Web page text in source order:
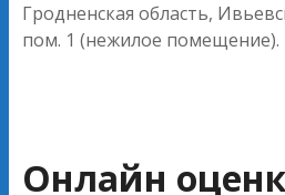
Гродненская область,
пом. 1 (нежилое помещение).
Онлайн